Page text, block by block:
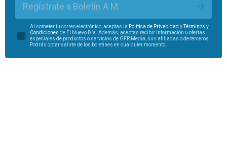
Regístrate a Boletín A.M.
Al someter tu correo electrónico, aceptas la Política de Privacidad yTérminos y
Condiciones de El Nuevo Día. Además, aceptas recibir información u ofertas
especiales de productos o servicios de GFR Media, sus afiliadas o de terceros.
Podrás optar salirte de los boletines en cualquier momento.